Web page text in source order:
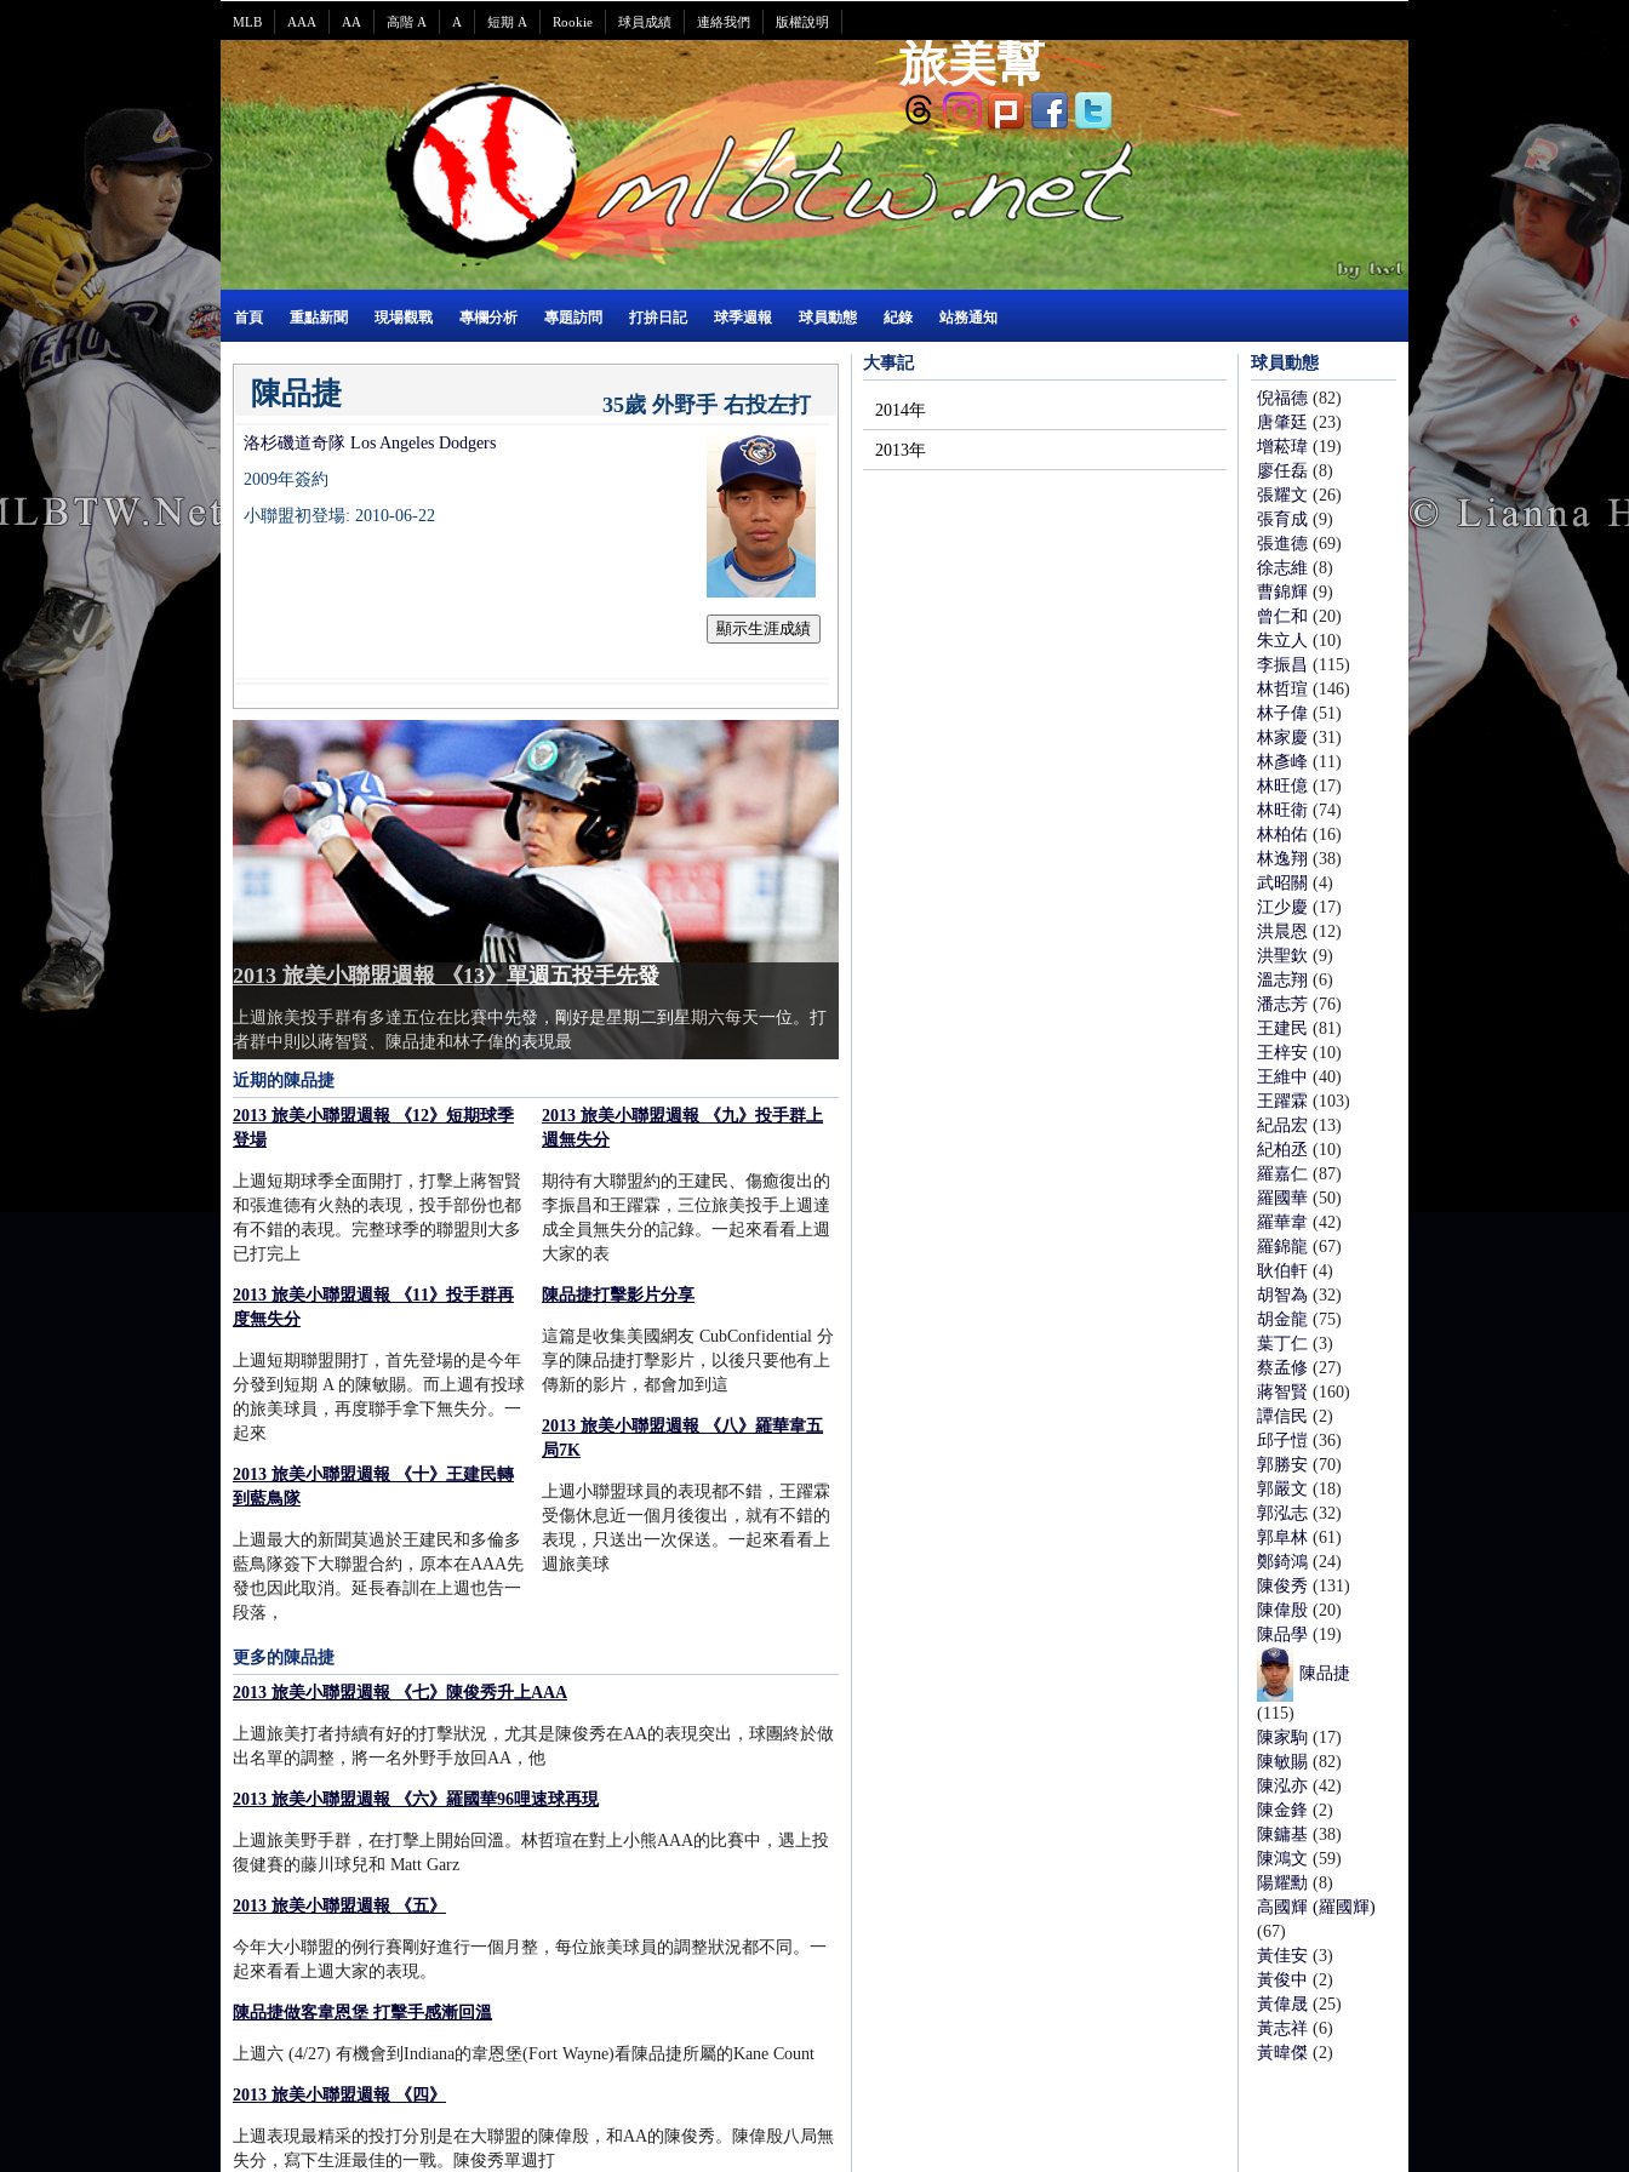
MLB AAA AA 高階 A A 短期 A Rookie 球員成績 連絡我們 版權說明
旅美幫
首頁 重點新聞 現場觀戰 專欄分析 專題訪問 打拚日記 球季週報 球員動態 紀錄 站務通知
陳品捷 35歲 外野手 右投左打
顯示生涯成績
洛杉磯道奇隊 Los Angeles Dodgers
2009年簽約
小聯盟初登場: 2010-06-22
2013 旅美小聯盟週報 《13》單週五投手先發
上週旅美投手群有多達五位在比賽中先發，剛好是星期二到星期六每天一位。打
者群中則以蔣智賢、陳品捷和林子偉的表現最
近期的陳品捷
2013 旅美小聯盟週報 《12》短期球季
登場
上週短期球季全面開打，打擊上蔣智賢
和張進德有火熱的表現，投手部份也都
有不錯的表現。完整球季的聯盟則大多
已打完上
2013 旅美小聯盟週報 《11》投手群再
度無失分
上週短期聯盟開打，首先登場的是今年
分發到短期 A 的陳敏賜。而上週有投球
的旅美球員，再度聯手拿下無失分。一
起來
2013 旅美小聯盟週報 《十》王建民轉
到藍鳥隊
上週最大的新聞莫過於王建民和多倫多
藍鳥隊簽下大聯盟合約，原本在AAA先
發也因此取消。延長春訓在上週也告一
段落，
2013 旅美小聯盟週報 《九》投手群上
週無失分
期待有大聯盟約的王建民、傷癒復出的
李振昌和王躍霖，三位旅美投手上週達
成全員無失分的記錄。一起來看看上週
大家的表
陳品捷打擊影片分享
這篇是收集美國網友 CubConfidential 分
享的陳品捷打擊影片，以後只要他有上
傳新的影片，都會加到這
2013 旅美小聯盟週報 《八》羅華韋五
局7K
上週小聯盟球員的表現都不錯，王躍霖
受傷休息近一個月後復出，就有不錯的
表現，只送出一次保送。一起來看看上
週旅美球
更多的陳品捷
2013 旅美小聯盟週報 《七》陳俊秀升上AAA
上週旅美打者持續有好的打擊狀況，尤其是陳俊秀在AA的表現突出，球團終於做
出名單的調整，將一名外野手放回AA，他
2013 旅美小聯盟週報 《六》羅國華96哩速球再現
上週旅美野手群，在打擊上開始回溫。林哲瑄在對上小熊AAA的比賽中，遇上投
復健賽的藤川球兒和 Matt Garz
2013 旅美小聯盟週報 《五》
今年大小聯盟的例行賽剛好進行一個月整，每位旅美球員的調整狀況都不同。一
起來看看上週大家的表現。
陳品捷做客韋恩堡 打擊手感漸回溫
上週六 (4/27) 有機會到Indiana的韋恩堡(Fort Wayne)看陳品捷所屬的Kane Count
2013 旅美小聯盟週報 《四》
上週表現最精采的投打分別是在大聯盟的陳偉殷，和AA的陳俊秀。陳偉殷八局無
失分，寫下生涯最佳的一戰。陳俊秀單週打
大事記
2014年
2013年
球員動態
倪福德 (82)
唐肇廷 (23)
增菘瑋 (19)
廖任磊 (8)
張耀文 (26)
張育成 (9)
張進德 (69)
徐志維 (8)
曹錦輝 (9)
曾仁和 (20)
朱立人 (10)
李振昌 (115)
林哲瑄 (146)
林子偉 (51)
林家慶 (31)
林彥峰 (11)
林旺億 (17)
林旺衛 (74)
林柏佑 (16)
林逸翔 (38)
武昭關 (4)
江少慶 (17)
洪晨恩 (12)
洪聖欽 (9)
溫志翔 (6)
潘志芳 (76)
王建民 (81)
王梓安 (10)
王維中 (40)
王躍霖 (103)
紀品宏 (13)
紀柏丞 (10)
羅嘉仁 (87)
羅國華 (50)
羅華韋 (42)
羅錦龍 (67)
耿伯軒 (4)
胡智為 (32)
胡金龍 (75)
葉丁仁 (3)
蔡孟修 (27)
蔣智賢 (160)
譚信民 (2)
邱子愷 (36)
郭勝安 (70)
郭嚴文 (18)
郭泓志 (32)
郭阜林 (61)
鄭錡鴻 (24)
陳俊秀 (131)
陳偉殷 (20)
陳品學 (19)
陳品捷
(115)
陳家駒 (17)
陳敏賜 (82)
陳泓亦 (42)
陳金鋒 (2)
陳鏞基 (38)
陳鴻文 (59)
陽耀勳 (8)
高國輝 (羅國輝)
(67)
黃佳安 (3)
黃俊中 (2)
黃偉晟 (25)
黃志祥 (6)
黃暐傑 (2)